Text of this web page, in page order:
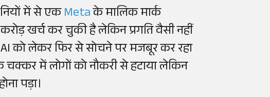
में से एकMetaके मालिक मार्क
खर्च कर चुकी है लेकिन प्रगति वैसी नहीं
AI को लेकर फिर से सोचने पर मजबूर कर रहा
में लोगों को नौकरी से हटाया लेकिन
पड़ा।